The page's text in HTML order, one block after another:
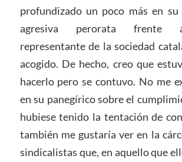
profundizado un poco más en
agresiva perorata frente
representante de la sociedad
acogido. De hecho, creo que
hacerlo pero se contuvo. No me
en su panegírico sobre el
hubiese tenido la tentación de
también me gustaría ver en la
sindicalistas que, en aquello que